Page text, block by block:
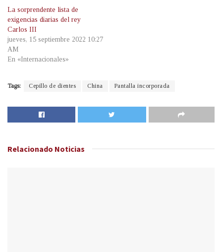
La sorprendente lista de
exigencias diarias del rey
Carlos III
jueves, 15 septiembre 2022 10:27
AM
En «Internacionales»
Tags: Cepillo de dientes China Pantalla incorporada
Relacionado Noticias